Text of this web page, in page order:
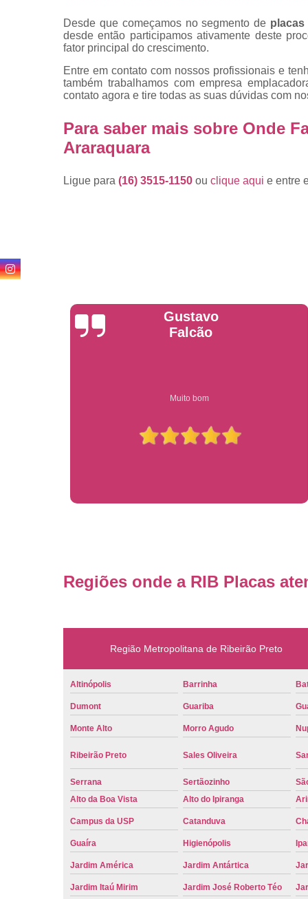
Desde que começamos no segmento de
desde então participamos ativamente deste
fator principal do crescimento.
Entre em contato com nossos profissionais e
também trabalhamos com empresa
contato agora e tire todas as suas dúvidas com
Para saber mais sobre Onde
Araraquara
Ligue para (16) 3515-1150 ou clique aqui e entre
Anderson
Garcia
Compre on-line entrega garantido em todo estado de sp
Regiões onde a RIB Placas
Região Metropolitana de Ribeirão Preto
Altinópolis Barrinha
Dumont Guariba
Monte Alto Morro Agudo
Ribeirão Preto Sales Oliveira
Serrana Sertãozinho
Alto da Boa Vista
Alto do Ipiranga
Campus da USP Catanduva
Guaíra Higienópolis
Jardim América Jardim Antártica
Jardim Itaú Mirim Jardim José Roberto Téo